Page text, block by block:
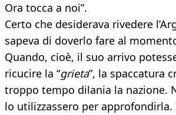
Ora tocca a noi”.
Certo che desiderava rivedere
sapeva di doverlo fare al
Quando, cioè, il suo arrivo
ricucire la “grieta”, la spaccatura
troppo tempo dilania la nazione.
lo utilizzassero per